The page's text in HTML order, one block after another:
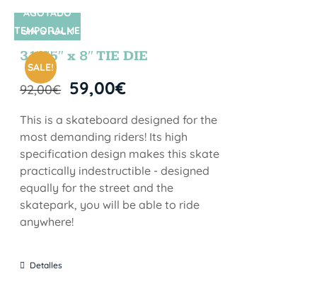
SIN STOCK
SALE!
AGOTADO
TEMPORALME
NTE
31.75″ x 8″ TIE DIE
92,00€ 59,00€
This is a skateboard designed for the
most demanding riders! Its high
specification design makes this skate
practically indestructible - designed
equally for the street and the
skatepark, you will be able to ride
anywhere!
Detalles